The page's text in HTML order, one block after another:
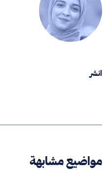
انشر
مواضيع مشابهة